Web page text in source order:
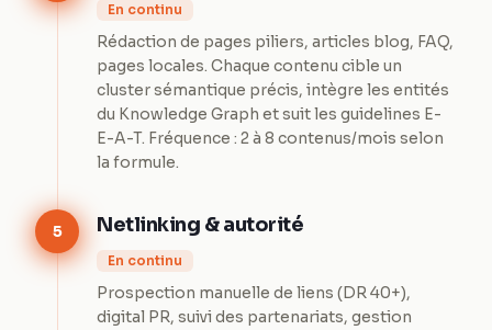
En continu
Rédaction de pages piliers, articles blog, FAQ,
pages locales. Chaque contenu cible un
cluster sémantique précis, intègre les entités
du Knowledge Graph et suit les guidelines E-
E-A-T. Fréquence : 2 à 8 contenus/mois selon
la formule.
5 Netlinking & autorité
En continu
Prospection manuelle de liens (DR 40+),
digital PR, suivi des partenariats, gestion